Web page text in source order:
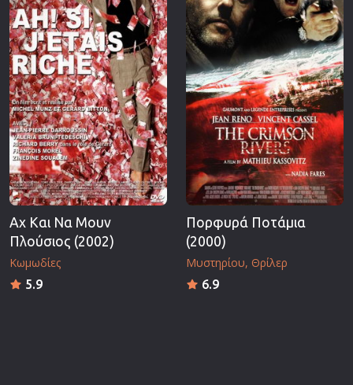
Αχ Και Να Μουν
Πλούσιος (2002)
Κωμωδίες
5.9
Πορφυρά Ποτάμια
(2000)
Μυστηρίου Θρίλερ
6.9